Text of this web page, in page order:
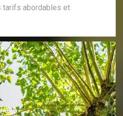
tarifs abordables et